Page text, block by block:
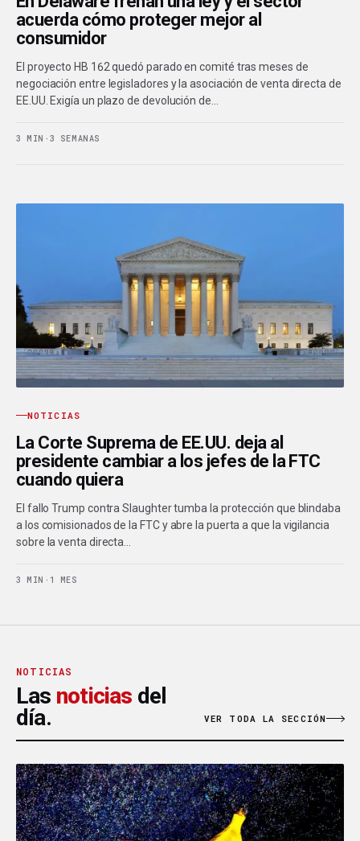
acuerda cómo proteger mejor al
consumidor
El proyecto HB 162 quedó parado en comité tras meses de
negociación entre legisladores y la asociación de venta directa de
EE.UU. Exigía un plazo de devolución de…
3 MIN · 3 SEMANAS
NOTICIAS
La Corte Suprema de EE.UU. deja al
presidente cambiar a los jefes de la FTC
cuando quiera
El fallo Trump contra Slaughter tumba la protección que blindaba
a los comisionados de la FTC y abre la puerta a que la vigilancia
sobre la venta directa…
3 MIN · 1 MES
NOTICIAS
Las noticias del
día.
VER TODA LA SECCIÓN